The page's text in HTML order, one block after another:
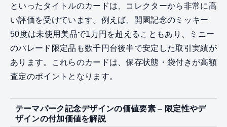
といったタイトルのカードは、コレクターから非常に高
い評価を受けています。例えば、開園記念のミッキー
50度は未使用美品で1万円を超えることもあり、ミニー
のパレード限定品も数千円台後半で安定した取引実績が
あります。これらのカードは、保存状態・袋付きが高額
査定のポイントとなります。
テーマパーク記念デザインの価値要素 – 限定性やデ
ザインの付加価値を解説